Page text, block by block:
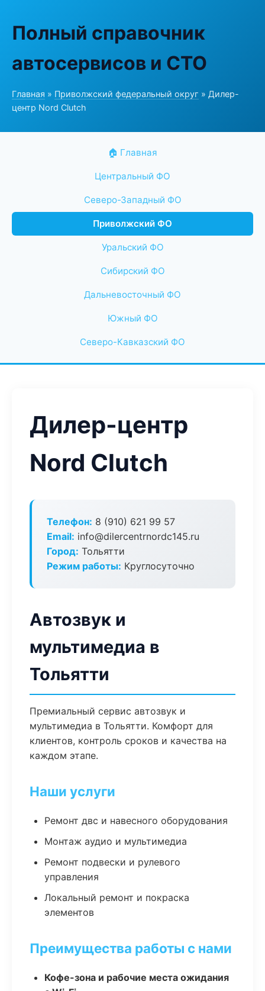
Полный справочник
автосервисов и СТО
Главная » Приволжский федеральный округ » Дилер-
центр Nord Clutch
🏠 Главная
Центральный ФО
Северо-Западный ФО
Приволжский ФО
Уральский ФО
Сибирский ФО
Дальневосточный ФО
Южный ФО
Северо-Кавказский ФО
Дилер-центр
Nord Clutch
Телефон: 8 (910) 621 99 57
Email: info@dilercentrnordc145.ru
Город: Тольятти
Режим работы: Круглосуточно
Автозвук и
мультимедиа в
Тольятти
Премиальный сервис автозвук и
мультимедиа в Тольятти. Комфорт для
клиентов, контроль сроков и качества на
каждом этапе.
Наши услуги
Ремонт двс и навесного оборудования
Монтаж аудио и мультимедиа
Ремонт подвески и рулевого
управления
Локальный ремонт и покраска
элементов
Преимущества работы с нами
Кофе-зона и рабочие места ожидания